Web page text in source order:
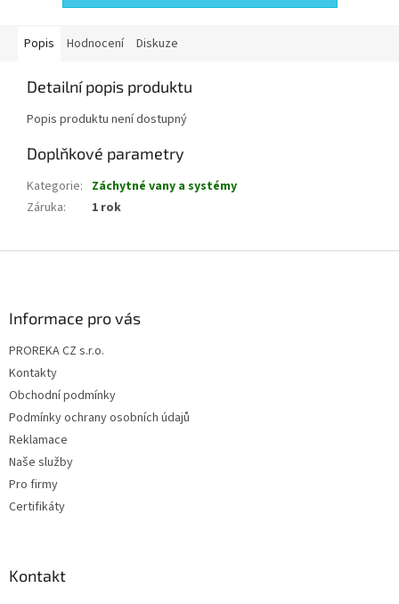
Popis Hodnocení Diskuze
Detailní popis produktu
Popis produktu není dostupný
Doplňkové parametry
Kategorie: Záchytné vany a systémy
Záruka: 1 rok
Informace pro vás
PROREKA CZ s.r.o.
Kontakty
Obchodní podmínky
Podmínky ochrany osobních údajů
Reklamace
Naše služby
Pro firmy
Certifikáty
Kontakt